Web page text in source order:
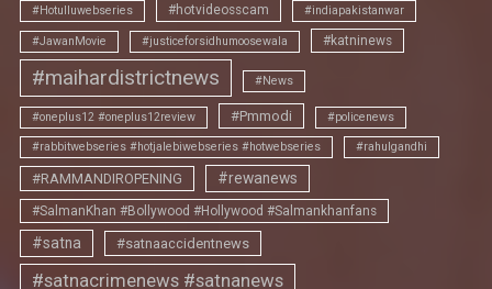
#Hotulluwebseries #hotvideosscam #indiapakistanwar
#JawanMovie #justiceforsidhumoosewala #katninews
#maihardistrictnews #News
#oneplus12 #oneplus12review #Pmmodi #policenews
#rabbitwebseries #hotjalebiwebseries #hotwebseries #rahulgandhi
#RAMMANDIROPENING #rewanews
#SalmanKhan #Bollywood #Hollywood #Salmankhanfans
#satna #satnaaccidentnews
#satnacrimenews #satnanews